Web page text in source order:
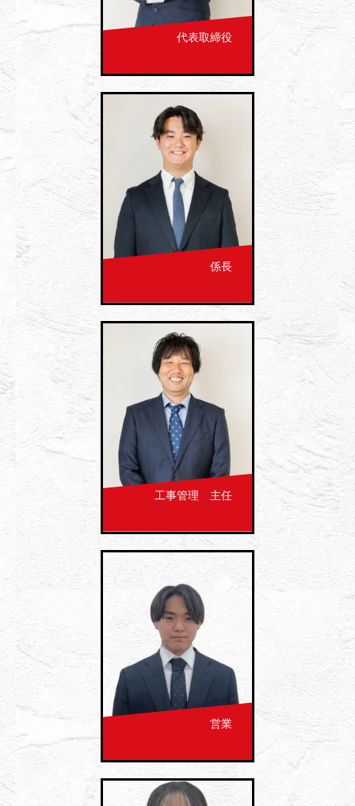
代表取締役
係長
工事管理 主任
営業